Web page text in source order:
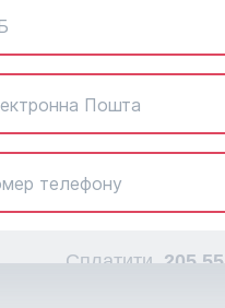
Пошта
телефону
Сплатити 205.55